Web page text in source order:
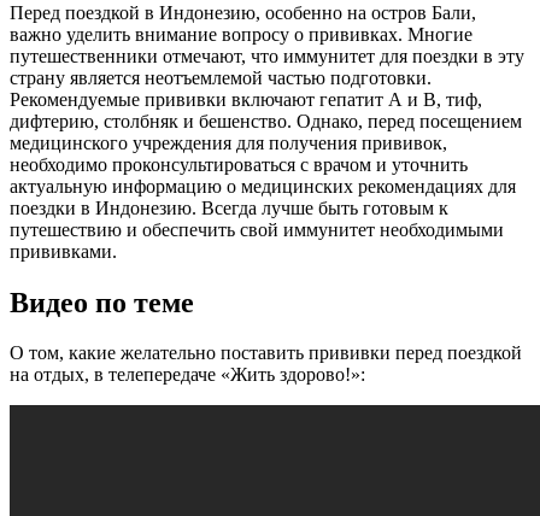
Перед поездкой в Индонезию, особенно на остров Бали,
важно уделить внимание вопросу о прививках. Многие
путешественники отмечают, что иммунитет для поездки в эту
страну является неотъемлемой частью подготовки.
Рекомендуемые прививки включают гепатит А и В, тиф,
дифтерию, столбняк и бешенство. Однако, перед посещением
медицинского учреждения для получения прививок,
необходимо проконсультироваться с врачом и уточнить
актуальную информацию о медицинских рекомендациях для
поездки в Индонезию. Всегда лучше быть готовым к
путешествию и обеспечить свой иммунитет необходимыми
прививками.
Видео по теме
О том, какие желательно поставить прививки перед поездкой
на отдых, в телепередаче «Жить здорово!»: